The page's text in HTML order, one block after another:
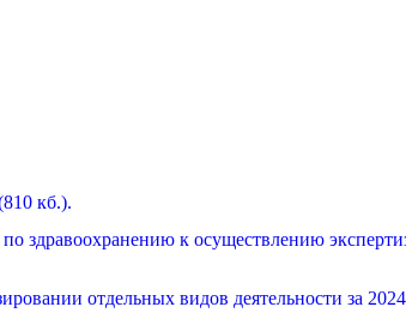
кб.).
здравоохранению к осуществлению
отдельных видов деятельности за